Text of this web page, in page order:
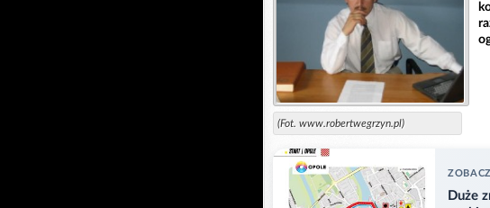
(Fot. www.robertwegrzyn.pl)
Duże